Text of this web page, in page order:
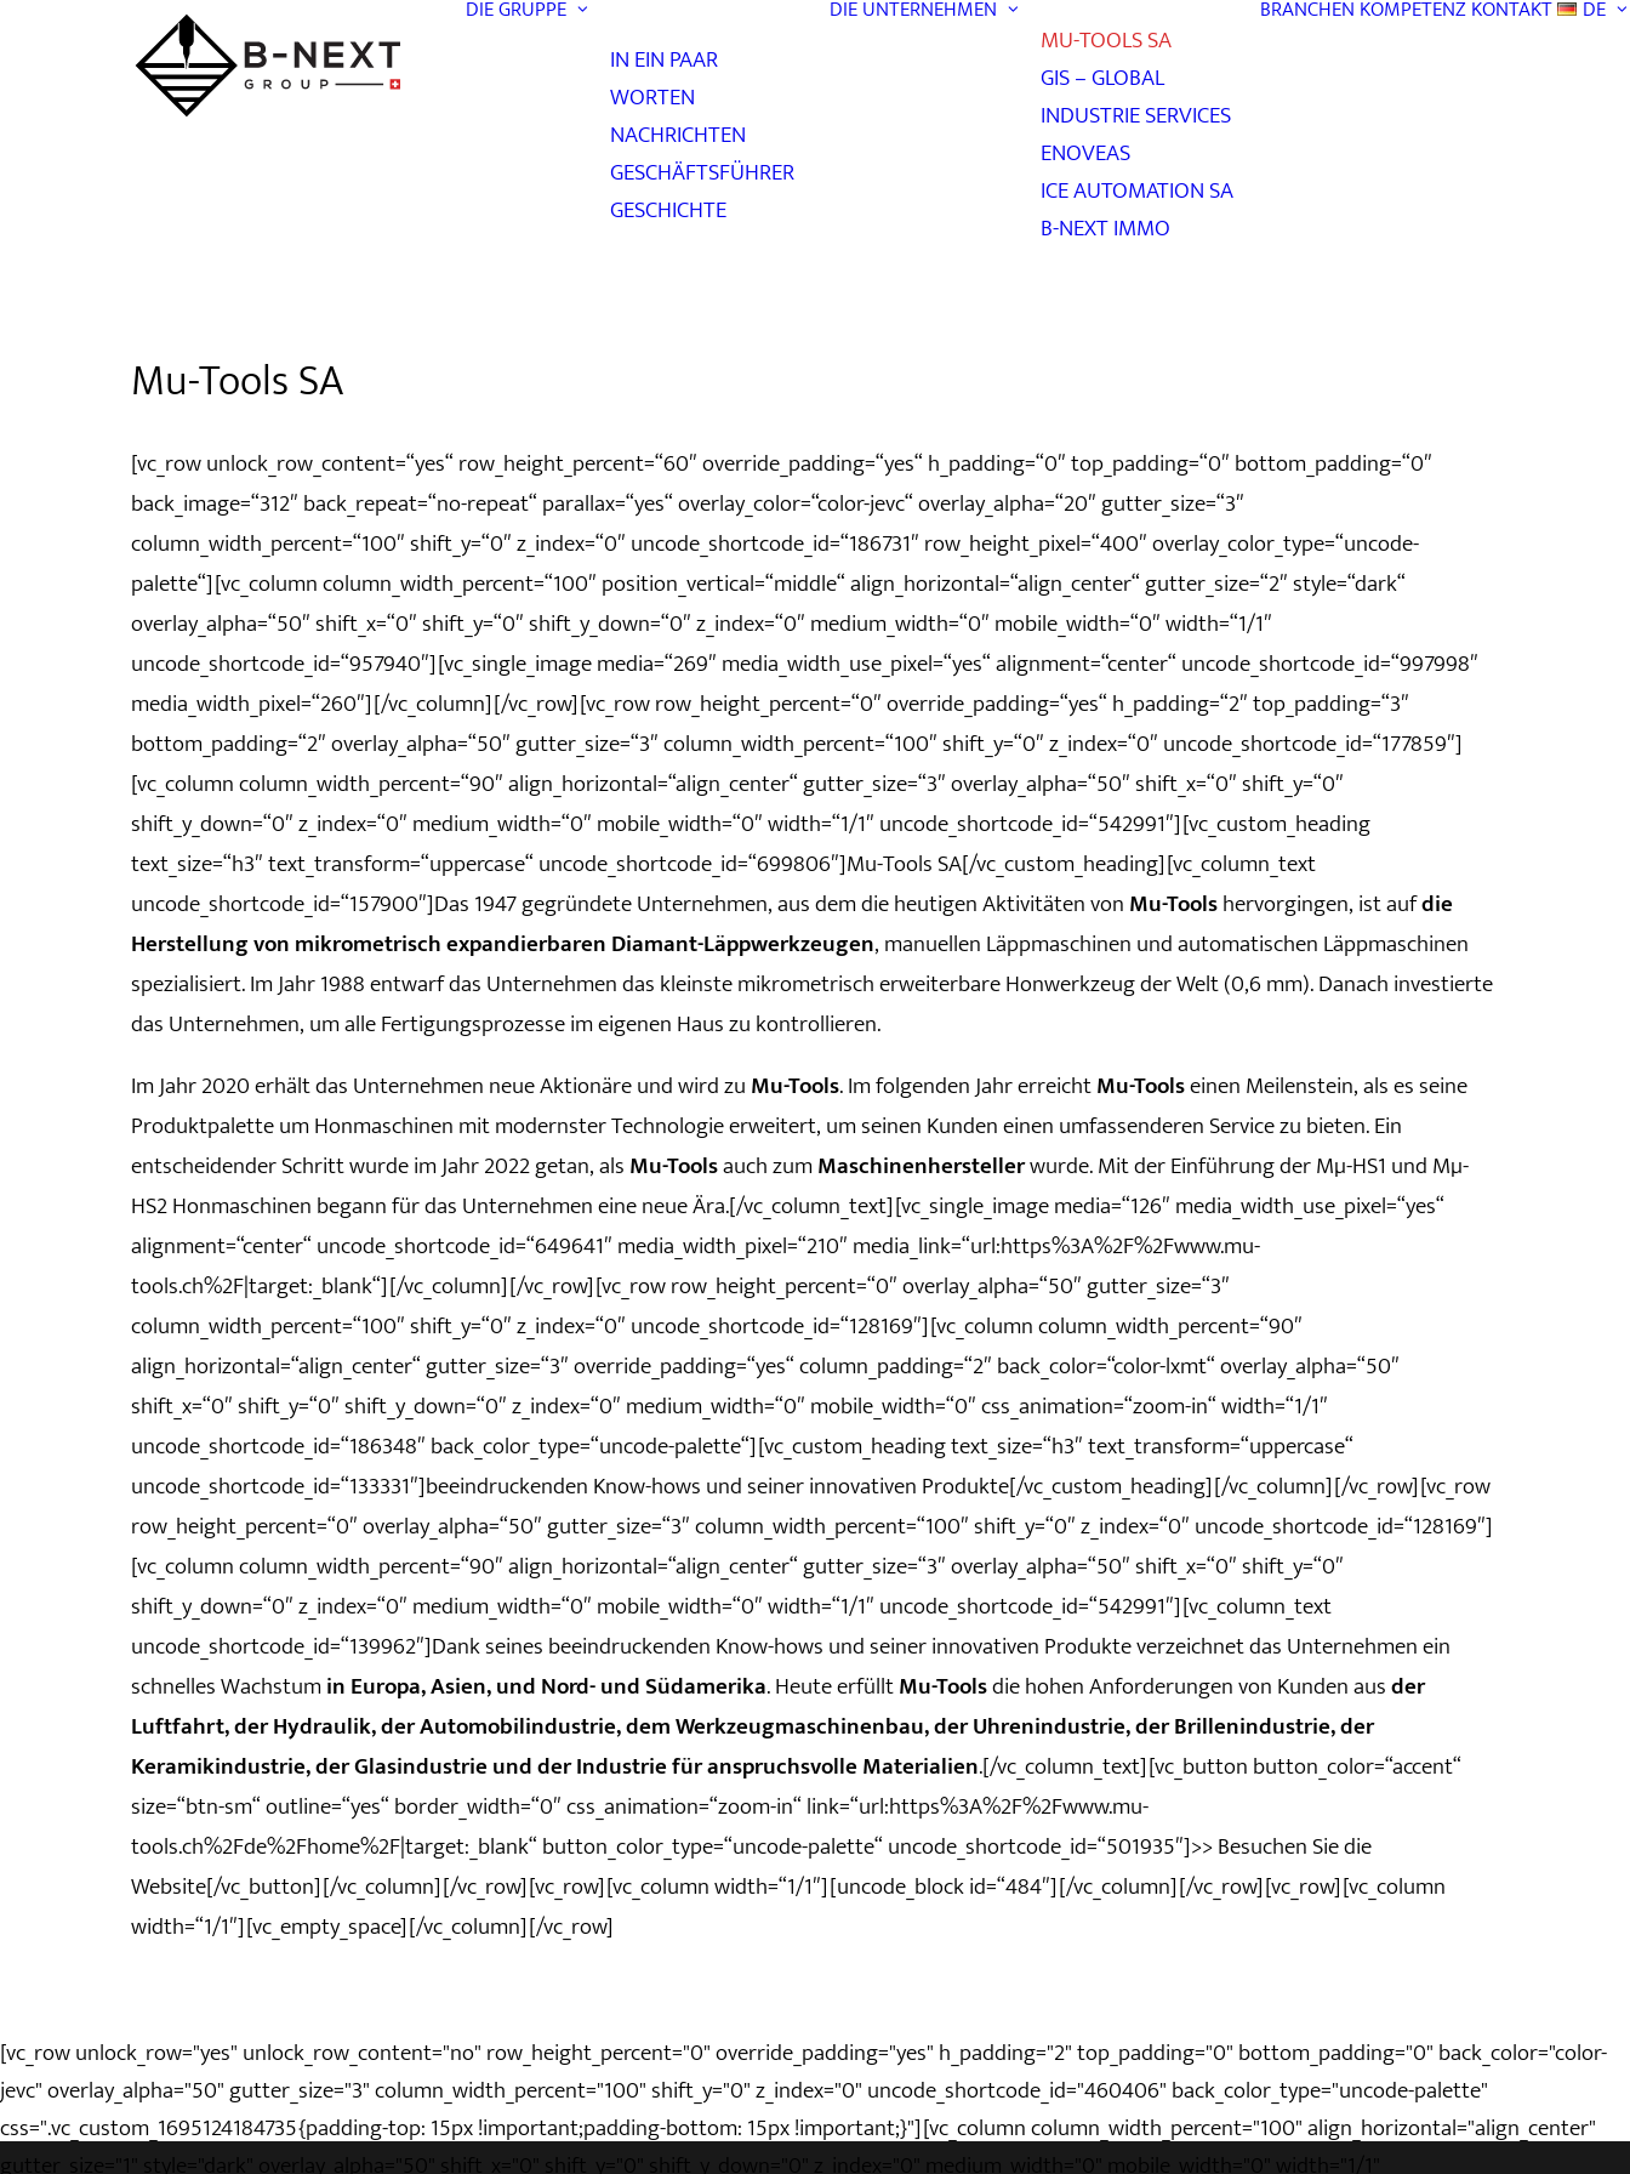
DIE GRUPPE
IN EIN PAAR
WORTEN
NACHRICHTEN
GESCHÄFTSFÜHRER
GESCHICHTE
DIE UNTERNEHMEN
MU-TOOLS SA
GIS – GLOBAL
INDUSTRIE SERVICES
ENOVEAS
ICE AUTOMATION SA
B-NEXT IMMO
BRANCHEN KOMPETENZKONTAKT DE
Mu-Tools SA
[vc_row unlock_row_content=“yes“ row_height_percent=“60″ override_padding=“yes“ h_padding=“0″ top_padding=“0″ bottom_padding=“0″
back_image=“312″ back_repeat=“no-repeat“ parallax=“yes“ overlay_color=“color-jevc“ overlay_alpha=“20″ gutter_size=“3″
column_width_percent=“100″ shift_y=“0″ z_index=“0″ uncode_shortcode_id=“186731″ row_height_pixel=“400″ overlay_color_type=“uncode-
palette“][vc_column column_width_percent=“100″ position_vertical=“middle“ align_horizontal=“align_center“ gutter_size=“2″ style=“dark“
overlay_alpha=“50″ shift_x=“0″ shift_y=“0″ shift_y_down=“0″ z_index=“0″ medium_width=“0″ mobile_width=“0″ width=“1/1″
uncode_shortcode_id=“957940″][vc_single_image media=“269″ media_width_use_pixel=“yes“ alignment=“center“ uncode_shortcode_id=“997998″
media_width_pixel=“260″][/vc_column][/vc_row][vc_row row_height_percent=“0″ override_padding=“yes“ h_padding=“2″ top_padding=“3″
bottom_padding=“2″ overlay_alpha=“50″ gutter_size=“3″ column_width_percent=“100″ shift_y=“0″ z_index=“0″ uncode_shortcode_id=“177859″]
[vc_column column_width_percent=“90″ align_horizontal=“align_center“ gutter_size=“3″ overlay_alpha=“50″ shift_x=“0″ shift_y=“0″
shift_y_down=“0″ z_index=“0″ medium_width=“0″ mobile_width=“0″ width=“1/1″ uncode_shortcode_id=“542991″][vc_custom_heading
text_size=“h3″ text_transform=“uppercase“ uncode_shortcode_id=“699806″]Mu-Tools SA[/vc_custom_heading][vc_column_text
uncode_shortcode_id=“157900″]Das 1947 gegründete Unternehmen, aus dem die heutigen Aktivitäten vonMu-Toolshervorgingen, ist aufdie
Herstellung von mikrometrisch expandierbaren Diamant-Läppwerkzeugen, manuellen Läppmaschinen und automatischen Läppmaschinen
spezialisiert. Im Jahr 1988 entwarf das Unternehmen das kleinste mikrometrisch erweiterbare Honwerkzeug der Welt (0,6 mm). Danach investierte
das Unternehmen, um alle Fertigungsprozesse im eigenen Haus zu kontrollieren.
Im Jahr 2020 erhält das Unternehmen neue Aktionäre und wird zuMu-Tools. Im folgenden Jahr erreichtMu-Toolseinen Meilenstein, als es seine
Produktpalette um Honmaschinen mit modernster Technologie erweitert, um seinen Kunden einen umfassenderen Service zu bieten. Ein
entscheidender Schritt wurde im Jahr 2022 getan, alsMu-Toolsauch zumMaschinenherstellerwurde. Mit der Einführung der Mµ-HS1 und Mµ-
HS2 Honmaschinen begann für das Unternehmen eine neue Ära.[/vc_column_text][vc_single_image media=“126″ media_width_use_pixel=“yes“
alignment=“center“ uncode_shortcode_id=“649641″ media_width_pixel=“210″ media_link=“url:https%3A%2F%2Fwww.mu-
tools.ch%2F|target:_blank“][/vc_column][/vc_row][vc_row row_height_percent=“0″ overlay_alpha=“50″ gutter_size=“3″
column_width_percent=“100″ shift_y=“0″ z_index=“0″ uncode_shortcode_id=“128169″][vc_column column_width_percent=“90″
align_horizontal=“align_center“ gutter_size=“3″ override_padding=“yes“ column_padding=“2″ back_color=“color-lxmt“ overlay_alpha=“50″
shift_x=“0″ shift_y=“0″ shift_y_down=“0″ z_index=“0″ medium_width=“0″ mobile_width=“0″ css_animation=“zoom-in“ width=“1/1″
uncode_shortcode_id=“186348″ back_color_type=“uncode-palette“][vc_custom_heading text_size=“h3″ text_transform=“uppercase“
uncode_shortcode_id=“133331″]beeindruckenden Know-hows und seiner innovativen Produkte[/vc_custom_heading][/vc_column][/vc_row][vc_row
row_height_percent=“0″ overlay_alpha=“50″ gutter_size=“3″ column_width_percent=“100″ shift_y=“0″ z_index=“0″ uncode_shortcode_id=“128169″]
[vc_column column_width_percent=“90″ align_horizontal=“align_center“ gutter_size=“3″ overlay_alpha=“50″ shift_x=“0″ shift_y=“0″
shift_y_down=“0″ z_index=“0″ medium_width=“0″ mobile_width=“0″ width=“1/1″ uncode_shortcode_id=“542991″][vc_column_text
uncode_shortcode_id=“139962″]Dank seines beeindruckenden Know-hows und seiner innovativen Produkte verzeichnet das Unternehmen ein
schnelles Wachstumin Europa, Asien, und Nord- und Südamerika. Heute erfülltMu-Toolsdie hohen Anforderungen von Kunden ausder
Luftfahrt, der Hydraulik, der Automobilindustrie, dem Werkzeugmaschinenbau, der Uhrenindustrie, der Brillenindustrie, der
Keramikindustrie, der Glasindustrie und der Industrie für anspruchsvolle Materialien.[/vc_column_text][vc_button button_color=“accent“
size=“btn-sm“ outline=“yes“ border_width=“0″ css_animation=“zoom-in“ link=“url:https%3A%2F%2Fwww.mu-
tools.ch%2Fde%2Fhome%2F|target:_blank“ button_color_type=“uncode-palette“ uncode_shortcode_id=“501935″]>> Besuchen Sie die
Website[/vc_button][/vc_column][/vc_row][vc_row][vc_column width=“1/1″][uncode_block id=“484″][/vc_column][/vc_row][vc_row][vc_column
width=“1/1″][vc_empty_space][/vc_column][/vc_row]
[vc_row unlock_row="yes" unlock_row_content="no" row_height_percent="0" override_padding="yes" h_padding="2" top_padding="0" bottom_padding="0" back_color="color-
jevc" overlay_alpha="50" gutter_size="3" column_width_percent="100" shift_y="0" z_index="0" uncode_shortcode_id="460406" back_color_type="uncode-palette"
css=".vc_custom_1695124184735{padding-top: 15px !important;padding-bottom: 15px !important;}"][vc_column column_width_percent="100" align_horizontal="align_center"
gutter_size="1" style="dark" overlay_alpha="50" shift_x="0" shift_y="0" shift_y_down="0" z_index="0" medium_width="0" mobile_width="0" width="1/1"